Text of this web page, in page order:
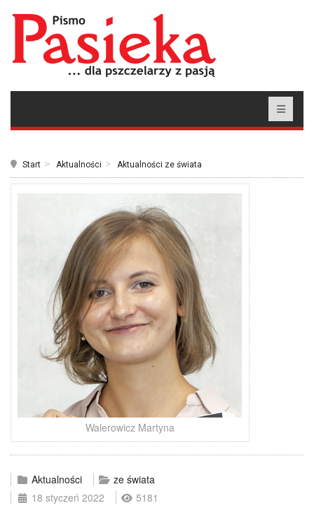
Start Aktualności Aktualności ze świata
Walerowicz Martyna
Aktualności
ze świata
18 styczeń 2022
5181